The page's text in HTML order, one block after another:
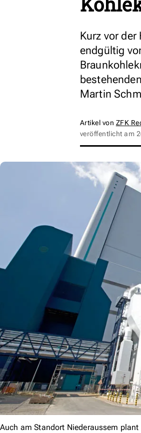
Kurz vor
endgültig
Martin
Artikel von ZFK
veröffentlicht am
Auch am Standort Niederaussem